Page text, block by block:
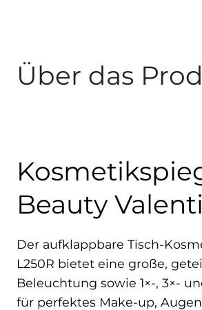
Über das
Beauty
Der aufklappbare Tisch-
L250R bietet eine große,
Beleuchtung sowie 1×-, 3×-
für perfektes Make-up,